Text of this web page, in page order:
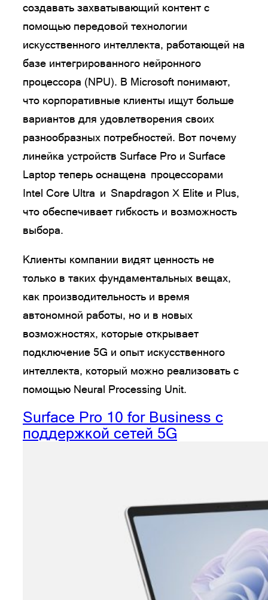
создавать захватывающий контент с
помощью передовой технологии
искусственного интеллекта, работающей на
базе интегрированного нейронного
процессора (NPU). В Microsoft понимают,
что корпоративные клиенты ищут больше
вариантов для удовлетворения своих
разнообразных потребностей. Вот почему
линейка устройств Surface Pro и Surface
Laptop теперь оснащена процессорами
Intel Core Ultra и Snapdragon X Elite и Plus,
что обеспечивает гибкость и возможность
выбора.
Клиенты компании видят ценность не
только в таких фундаментальных вещах,
как производительность и время
автономной работы, но и в новых
возможностях, которые открывает
подключение 5G и опыт искусственного
интеллекта, который можно реализовать с
помощью Neural Processing Unit.
Surface Pro 10 for Business с
поддержкой сетей 5G